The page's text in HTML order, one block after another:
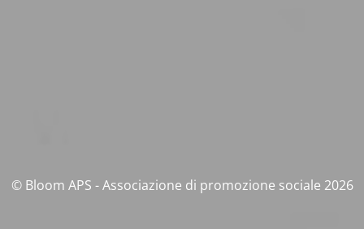
© Bloom APS - Associazione di promozione sociale 2026